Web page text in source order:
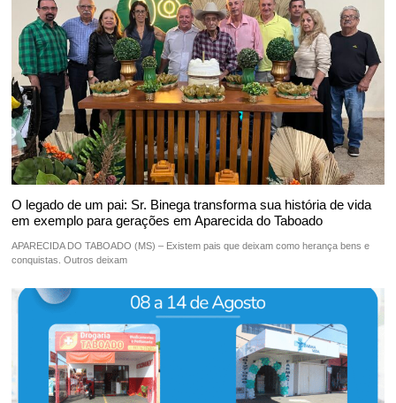
O legado de um pai: Sr. Binega transforma sua história de vida
em exemplo para gerações em Aparecida do Taboado
APARECIDA DO TABOADO (MS) – Existem pais que deixam como herança bens e
conquistas. Outros deixam